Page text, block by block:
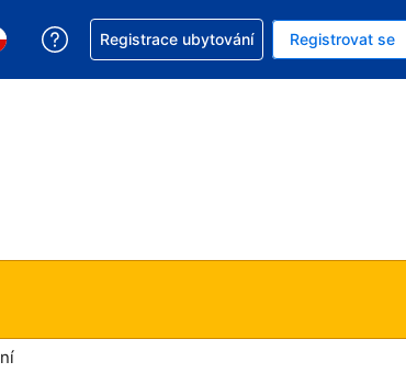
měnu. Aktuálně zvolená měna: Česká koruna
si jazyk. Aktuálně zvolený jazyk: V češtině
Asistence s rezervací
Registrace ubytování Registrovat se